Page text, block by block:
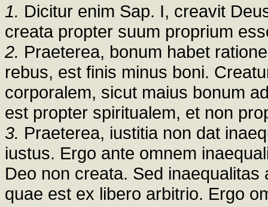
1. Dicitur enim Sap. I, creavit
creata propter suum proprium
2. Praeterea, bonum habet
rebus, est finis minus boni.
corporalem, sicut maius bonum
est propter spiritualem, et non
3. Praeterea, iustitia non dat
iustus. Ergo ante omnem
Deo non creata. Sed
quae est ex libero arbitrio. Ergo